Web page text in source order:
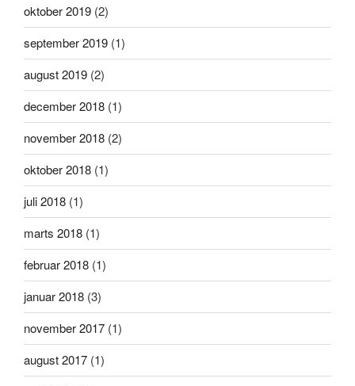
oktober 2019 (2)
september 2019 (1)
august 2019 (2)
december 2018 (1)
november 2018 (2)
oktober 2018 (1)
juli 2018 (1)
marts 2018 (1)
februar 2018 (1)
januar 2018 (3)
november 2017 (1)
august 2017 (1)